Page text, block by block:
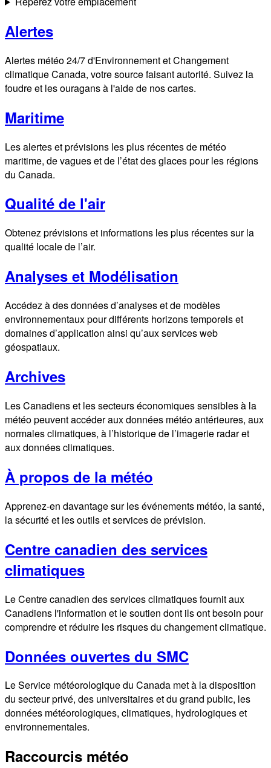
Alertes
Alertes météo 24/7 d'Environnement et Changement
climatique Canada, votre source faisant autorité. Suivez la
foudre et les ouragans à l'aide de nos cartes.
Maritime
Les alertes et prévisions les plus récentes de météo
maritime, de vagues et de l’état des glaces pour les régions
du Canada.
Qualité de l'air
Obtenez prévisions et informations les plus récentes sur la
qualité locale de l’air.
Analyses et Modélisation
Accédez à des données d’analyses et de modèles
environnementaux pour différents horizons temporels et
domaines d’application ainsi qu’aux services web
géospatiaux.
Archives
Les Canadiens et les secteurs économiques sensibles à la
météo peuvent accéder aux données météo antérieures, aux
normales climatiques, à l’historique de l’imagerie radar et
aux données climatiques.
À propos de la météo
Apprenez-en davantage sur les événements météo, la santé,
la sécurité et les outils et services de prévision.
Centre canadien des services
climatiques
Le Centre canadien des services climatiques fournit aux
Canadiens l'information et le soutien dont ils ont besoin pour
comprendre et réduire les risques du changement climatique.
Données ouvertes du SMC
Le Service météorologique du Canada met à la disposition
du secteur privé, des universitaires et du grand public, les
données météorologiques, climatiques, hydrologiques et
environnementales.
Raccourcis météo